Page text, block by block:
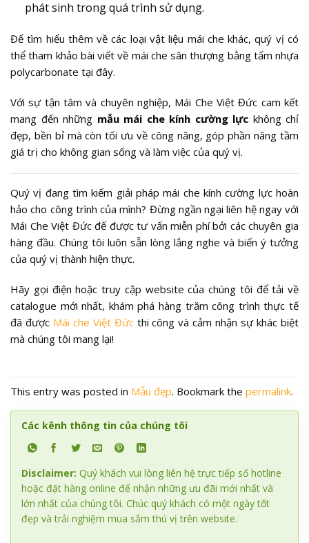
phát sinh trong quá trình sử dụng.
Để tìm hiểu thêm về các loại vật liệu mái che khác, quý vị có
thể tham khảo bài viết về mái che sân thượng bằng tấm nhựa
polycarbonate tại đây.
Với sự tận tâm và chuyên nghiệp, Mái Che Việt Đức cam kết
mang đến những mẫu mái che kính cường lực không chỉ
đẹp, bền bỉ mà còn tối ưu về công năng, góp phần nâng tầm
giá trị cho không gian sống và làm việc của quý vị.
Quý vị đang tìm kiếm giải pháp mái che kính cường lực hoàn
hảo cho công trình của mình? Đừng ngần ngại liên hệ ngay với
Mái Che Việt Đức để được tư vấn miễn phí bởi các chuyên gia
hàng đầu. Chúng tôi luôn sẵn lòng lắng nghe và biến ý tưởng
của quý vị thành hiện thực.
Hãy gọi điện hoặc truy cập website của chúng tôi để tải về
catalogue mới nhất, khám phá hàng trăm công trình thực tế
đã được Mái che Việt Đứcthi công và cảm nhận sự khác biệt
mà chúng tôi mang lại!
This entry was posted in Mẫu đẹp. Bookmark the permalink.
Các kênh thông tin của chúng tôi
Disclaimer: Quý khách vui lòng liên hệ trực tiếp số hotline
hoặc đặt hàng online để nhận những ưu đãi mới nhất và
lớn nhất của chúng tôi. Chúc quý khách có một ngày tốt
đẹp và trải nghiệm mua sắm thú vị trên website.